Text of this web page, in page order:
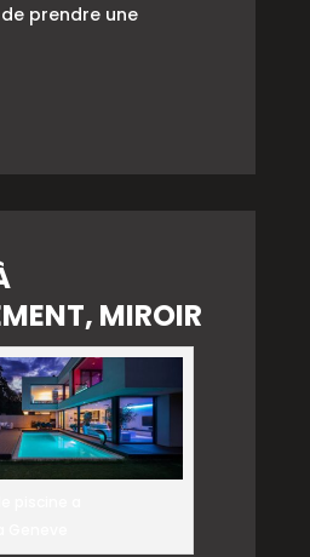
prendre une
MIROIR